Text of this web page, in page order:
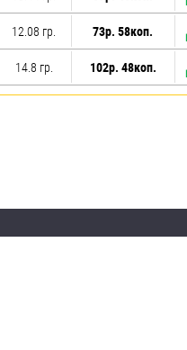
12.08 гр. 73р. 58коп.
14.8 гр. 102р. 48коп.